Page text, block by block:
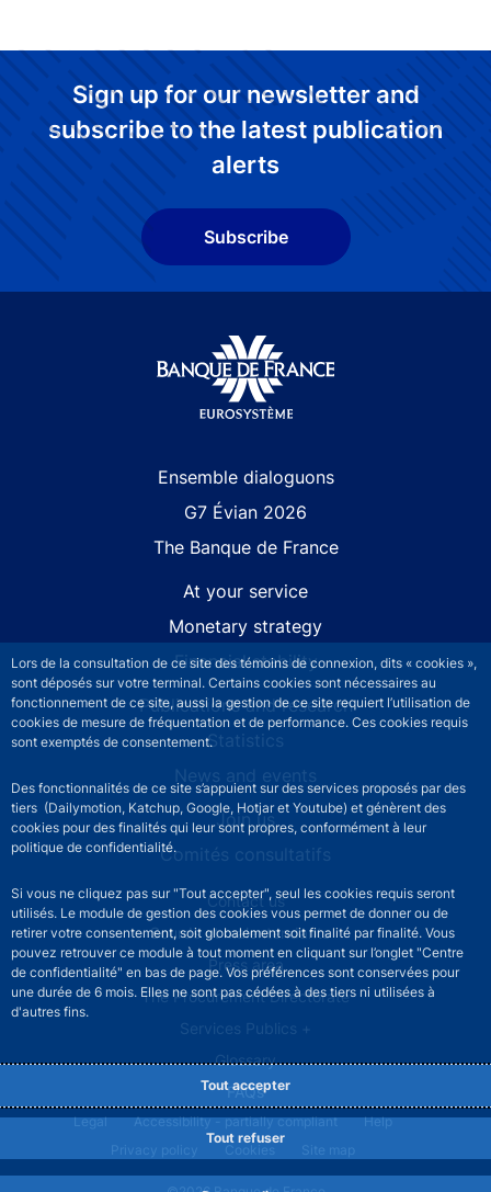
Lors de la consultation de ce site des témoins de connexion, dits « cookies »,
sont déposés sur votre terminal. Certains cookies sont nécessaires au
fonctionnement de ce site, aussi la gestion de ce site requiert l’utilisation de
cookies de mesure de fréquentation et de performance. Ces cookies requis
sont exemptés de consentement.
Des fonctionnalités de ce site s’appuient sur des services proposés par des
tiers (Dailymotion, Katchup, Google, Hotjar et Youtube) et génèrent des
cookies pour des finalités qui leur sont propres, conformément à leur
politique de confidentialité.
Si vous ne cliquez pas sur "Tout accepter", seul les cookies requis seront
utilisés. Le module de gestion des cookies vous permet de donner ou de
retirer votre consentement, soit globalement soit finalité par finalité. Vous
pouvez retrouver ce module à tout moment en cliquant sur l’onglet "Centre
de confidentialité" en bas de page. Vos préférences sont conservées pour
une durée de 6 mois. Elles ne sont pas cédées à des tiers ni utilisées à
d'autres fins.
Tout accepter
Tout refuser
Sign up for our newsletter and
subscribe to the latest publication
alerts
Subscribe
Ensemble dialoguons
G7 Évian 2026
The Banque de France
At your service
Monetary strategy
Financial stability
Publications and research
Statistics
News and events
Join us
Comités consultatifs
Footer secondary menuContact us
Sourds et malentendants
Press area
The Procurement Directorate
Services Publics +
Glossary
FAQs
Footer legal notice menu
Legal Accessibility - partially compliant
Help
Privacy policy
Cookies Site map